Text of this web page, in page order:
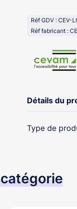
Réf GDV : CEV-
Réf fabricant :
Détails du
Type de